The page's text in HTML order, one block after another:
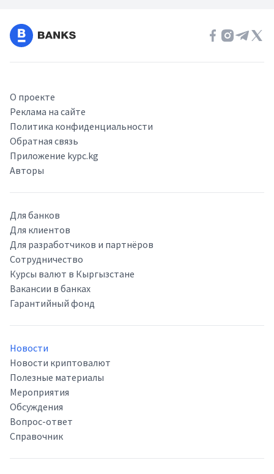
О проекте
Реклама на сайте
Политика конфиденциальности
Обратная связь
Приложение kypc.kg
Авторы
Для банков
Для клиентов
Для разработчиков и партнёров
Сотрудничество
Курсы валют в Кыргызстане
Вакансии в банках
Гарантийный фонд
Новости
Новости криптовалют
Полезные материалы
Мероприятия
Обсуждения
Вопрос-ответ
Справочник